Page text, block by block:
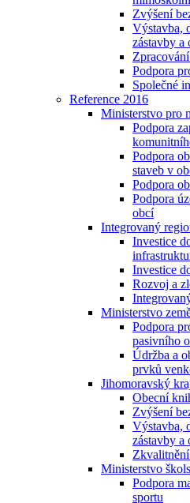
Zvýšení
Výstavba,
zástavby a
Podpora
Společné
Reference 2016
Ministerstvo pro
Podpora
Podpora
staveb v
Podpora
Podpora
obcí
Integrovaný
Investice
Investice
Rozvoj a
Ministerstvo
Podpora
pasivního
Údržba a
prvků
Jihomoravský
Obecní
Zvýšení
Výstavba,
zástavby a
Ministerstvo
Podpora
sportu